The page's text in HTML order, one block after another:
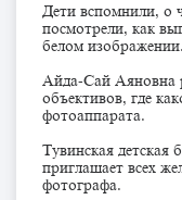
Дети вспомнили, о
посмотрели, как
белом изображении.
Айда-Сай Аяновна
объективов, где
фотоаппарата.
Тувинская
приглашает всех
фотографа.